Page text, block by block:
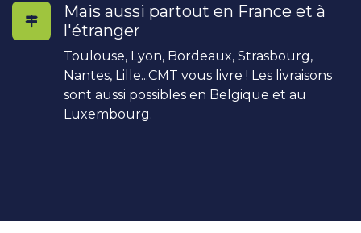
Mais aussi partout en France et à
l'étranger
Toulouse, Lyon, Bordeaux, Strasbourg,
Nantes, Lille...CMT vous livre ! Les livraisons
sont aussi possibles en Belgique et au
Luxembourg.